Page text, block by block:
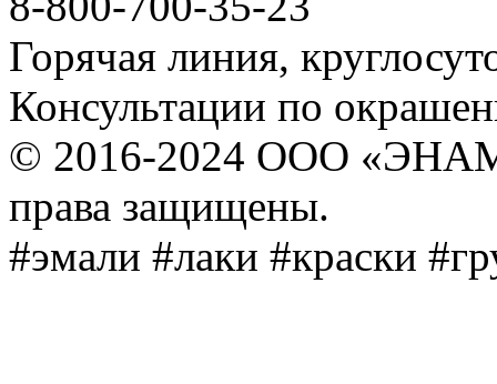
Горячая линия,
Консультации по
© 2016-2024 ООО
права защищены.
#эмали #лаки #краски